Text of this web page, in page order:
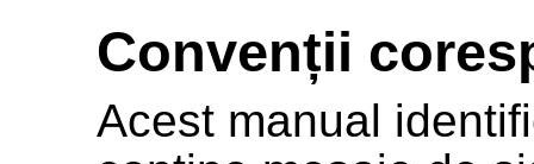
Convenții
Acest manual